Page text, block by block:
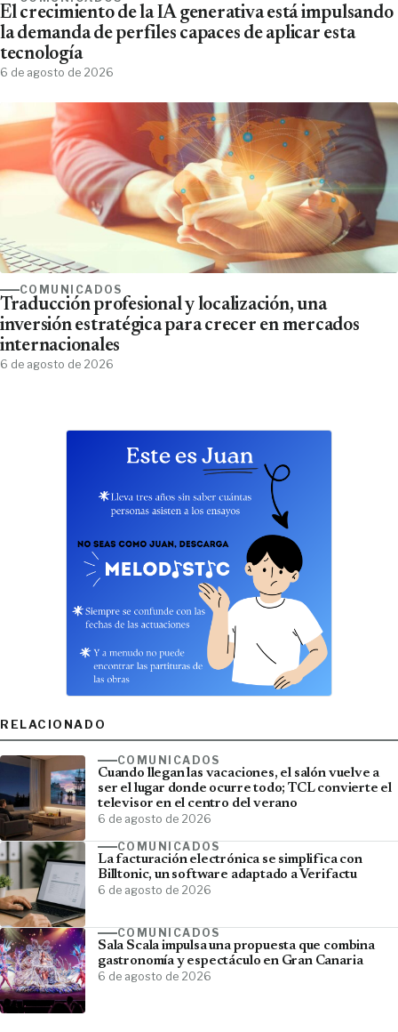
El crecimiento de la IA generativa está impulsando
la demanda de perfiles capaces de aplicar esta
tecnología
6 de agosto de 2026
COMUNICADOS
Traducción profesional y localización, una
inversión estratégica para crecer en mercados
internacionales
6 de agosto de 2026
RELACIONADO
COMUNICADOS
Cuando llegan las vacaciones, el salón vuelve a
ser el lugar donde ocurre todo; TCL convierte el
televisor en el centro del verano
6 de agosto de 2026
COMUNICADOS
La facturación electrónica se simplifica con
Billtonic, un software adaptado a Verifactu
6 de agosto de 2026
COMUNICADOS
Sala Scala impulsa una propuesta que combina
gastronomía y espectáculo en Gran Canaria
6 de agosto de 2026